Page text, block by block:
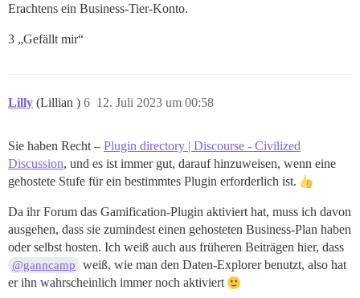
Erachtens ein Business-Tier-Konto.
3 „Gefällt mir“
Lilly (Lillian ) 12. Juli 2023 um 00:58
6
Sie haben Recht – Plugin directory | Discourse - Civilized
Discussion, und es ist immer gut, darauf hinzuweisen, wenn eine
gehostete Stufe für ein bestimmtes Plugin erforderlich ist.
Da ihr Forum das Gamification-Plugin aktiviert hat, muss ich davon
ausgehen, dass sie zumindest einen gehosteten Business-Plan haben
oder selbst hosten. Ich weiß auch aus früheren Beiträgen hier, dass
@ganncamp
weiß, wie man den Daten-Explorer benutzt, also hat
er ihn wahrscheinlich immer noch aktiviert